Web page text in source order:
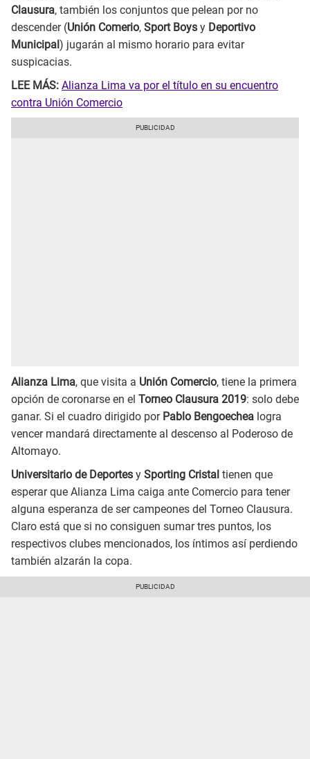
Clausura, también los conjuntos que pelean por no
descender (Unión Comerio, Sport Boys y Deportivo
Municipal) jugarán al mismo horario para evitar
suspicacias.
LEE MÁS: Alianza Lima va por el título en su encuentro
contra Unión Comercio
Alianza Lima, que visita a Unión Comercio, tiene la primera
opción de coronarse en el Torneo Clausura 2019: solo debe
ganar. Si el cuadro dirigido por Pablo Bengoechea logra
vencer mandará directamente al descenso al Poderoso de
Altomayo.
Universitario de Deportes y Sporting Cristal tienen que
esperar que Alianza Lima caiga ante Comercio para tener
alguna esperanza de ser campeones del Torneo Clausura.
Claro está que si no consiguen sumar tres puntos, los
respectivos clubes mencionados, los íntimos así perdiendo
también alzarán la copa.